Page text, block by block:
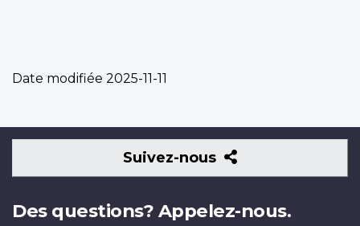
Date modifiée 2025-11-11
Suivez-nous
Suivez-
nous
Des questions? Appelez-nous.